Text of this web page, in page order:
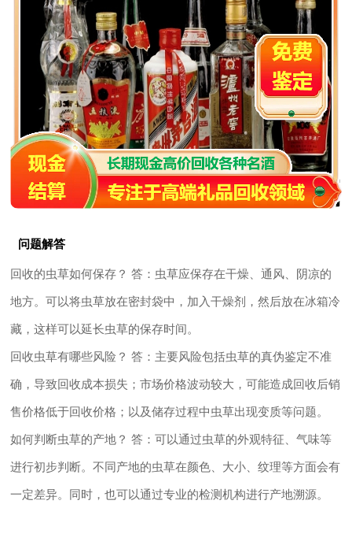
问题解答
回收的虫草如何保存？ 答：虫草应保存在干燥、通风、阴凉的
地方。可以将虫草放在密封袋中，加入干燥剂，然后放在冰箱冷
藏，这样可以延长虫草的保存时间。
回收虫草有哪些风险？ 答：主要风险包括虫草的真伪鉴定不准
确，导致回收成本损失；市场价格波动较大，可能造成回收后销
售价格低于回收价格；以及储存过程中虫草出现变质等问题。
如何判断虫草的产地？ 答：可以通过虫草的外观特征、气味等
进行初步判断。不同产地的虫草在颜色、大小、纹理等方面会有
一定差异。同时，也可以通过专业的检测机构进行产地溯源。